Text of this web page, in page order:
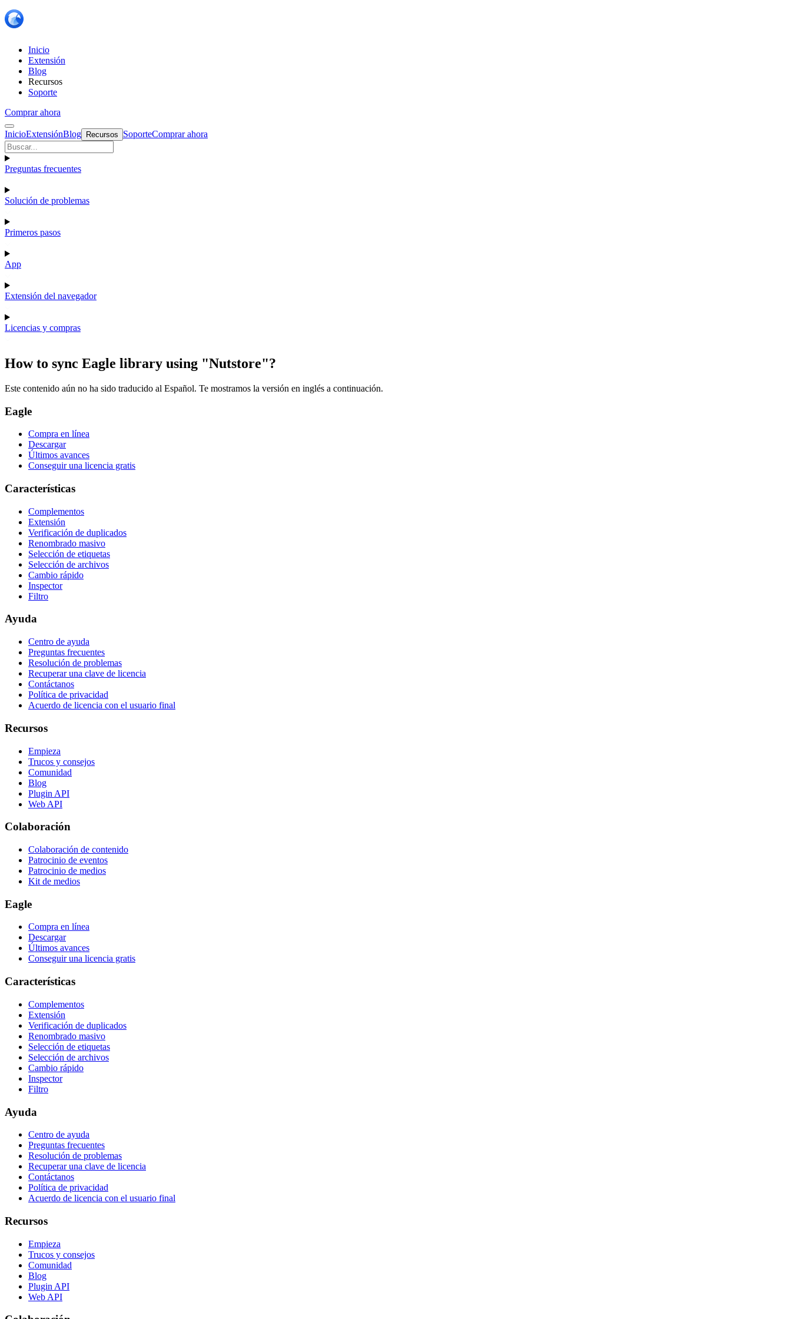
Inicio
Extensión
Blog
Recursos
Soporte
Comprar ahora
InicioExtensiónBlog Recursos SoporteComprar ahora
Preguntas frecuentes
Solución de problemas
Primeros pasos
App
Extensión del navegador
Licencias y compras
How to sync Eagle library using "Nutstore"?
Este contenido aún no ha sido traducido al Español. Te mostramos la versión en inglés a continuación.
Eagle
Compra en línea
Descargar
Últimos avances
Conseguir una licencia gratis
Características
Complementos
Extensión
Verificación de duplicados
Renombrado masivo
Selección de etiquetas
Selección de archivos
Cambio rápido
Inspector
Filtro
Ayuda
Centro de ayuda
Preguntas frecuentes
Resolución de problemas
Recuperar una clave de licencia
Contáctanos
Política de privacidad
Acuerdo de licencia con el usuario final
Recursos
Empieza
Trucos y consejos
Comunidad
Blog
Plugin API
Web API
Colaboración
Colaboración de contenido
Patrocinio de eventos
Patrocinio de medios
Kit de medios
Eagle
Compra en línea
Descargar
Últimos avances
Conseguir una licencia gratis
Características
Complementos
Extensión
Verificación de duplicados
Renombrado masivo
Selección de etiquetas
Selección de archivos
Cambio rápido
Inspector
Filtro
Ayuda
Centro de ayuda
Preguntas frecuentes
Resolución de problemas
Recuperar una clave de licencia
Contáctanos
Política de privacidad
Acuerdo de licencia con el usuario final
Recursos
Empieza
Trucos y consejos
Comunidad
Blog
Plugin API
Web API